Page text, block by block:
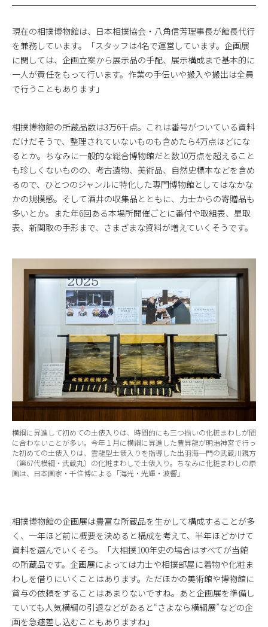
現在の相撲博物館は、日本相撲協会・八角信芳理事長が館長代行
を兼務しています。「スタッフは4名で運営しています。企画展
に関しては、企画立案から展示品の手配、展示構成まで基本的に
一人が責任をもって行います。作業の手伝いや搬入や搬出は全員
で行うこともあります」
相撲博物館の所蔵品数は3万6千点。これは番号がついている資料
だけだそうで、整理されていないものも含めたら4万点ほどにな
るとか。ちなみに一般的な総合博物館だと数10万点を超えること
も珍しくないものの、考古遺物、美術品、自然史標本などを含め
るので、ひとつのジャンルに特化した専門博物館としてはなかな
かの規模感。そして酒井の収集品とともに、力士からの寄贈品も
多いとか。また年6回ある本場所開催ごとに番付や取組表、星取
表、新関取の手形まで、さまざまな資料が増えていくそうです。
横綱に昇進して初めての土俵入りは、時間的にも三つ揃いの化粧まわしが間
に合わないことが多い。今年１月に横綱に昇進した豊昇龍が明治神宮で行っ
た初めての土俵入りは、雲龍型土俵入りを指導した出羽海一門の武蔵川親方
（第67代横綱・武蔵丸）の化粧まわしで土俵入り。ちなみに化粧まわしの原
画は、日本画家・千住博による「海光・光輝・波響」
相撲博物館の企画展は豊富な所蔵品を生かして構成することが多
く、一年ほど前に概要を決めると構成を考えて、半年ほどかけて
資料を選んでいくそう。「大相撲100年史の場合はすべてが当館
の所蔵品です。企画展によっては力士や相撲部屋に着物や化粧ま
わしを借りにいくことはあります。ただほかの美術館や博物館に
貸与の依頼をすることはあまりないですね。あと企画展を準備し
ていても人気横綱の引退などがあると“さよなら横綱展”などの企
画を急遽差し込むこともありますね」